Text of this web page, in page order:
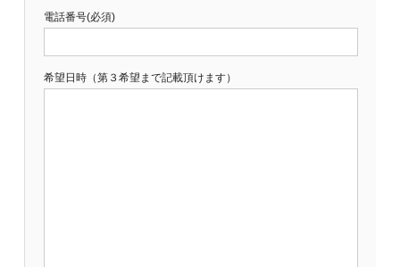
電話番号(必須)
希望日時（第３希望まで記載頂けます）